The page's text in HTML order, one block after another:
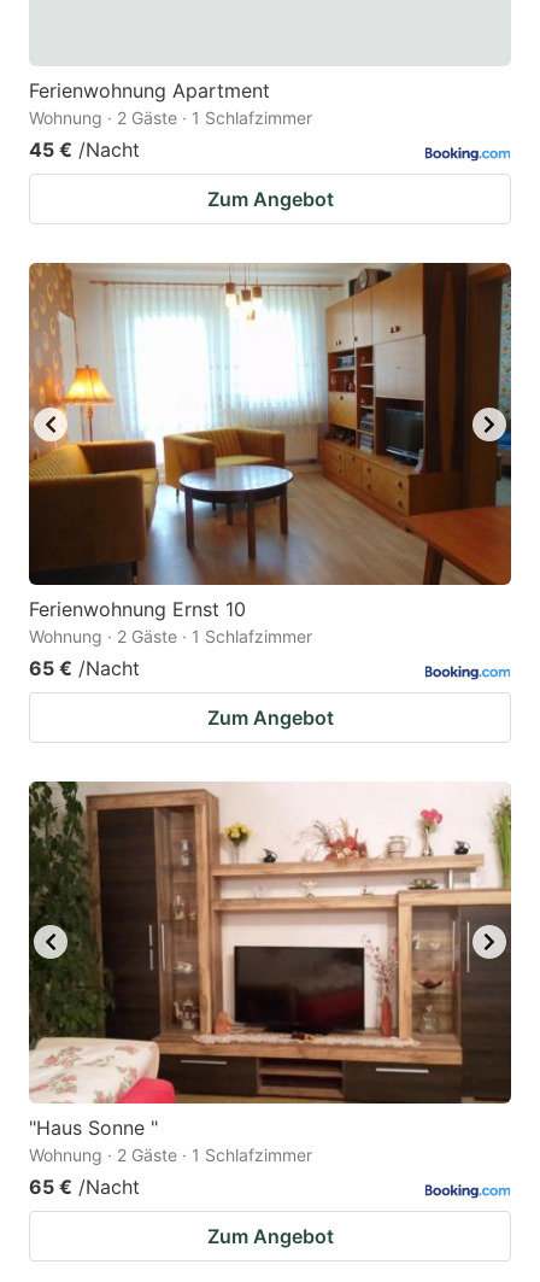
Ferienwohnung Apartment
Wohnung · 2 Gäste · 1 Schlafzimmer
45 € /Nacht
Zum Angebot
Ferienwohnung Ernst 10
Wohnung · 2 Gäste · 1 Schlafzimmer
65 € /Nacht
Zum Angebot
"Haus Sonne "
Wohnung · 2 Gäste · 1 Schlafzimmer
65 € /Nacht
Zum Angebot